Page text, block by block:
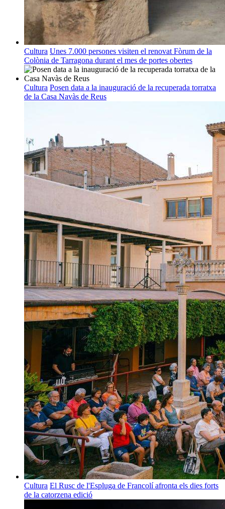
Cultura Unes 7.000 persones visiten el renovat Fòrum de la
Colònia de Tarragona durant el mes de portes obertes
Cultura Posen data a la inauguració de la recuperada torratxa
de la Casa Navàs de Reus
Cultura El Rusc de l'Espluga de Francolí afronta els dies forts
de la catorzena edició